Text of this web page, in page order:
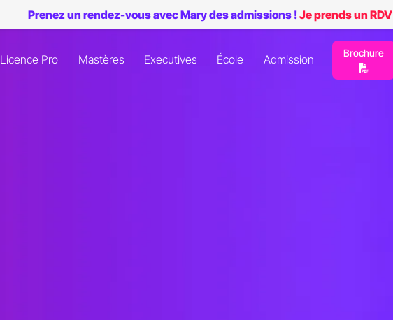
Prenez un rendez-vous avec Mary des admissions !Je prends un RDV
Licence Pro Mastères Executives École Admission Brochure